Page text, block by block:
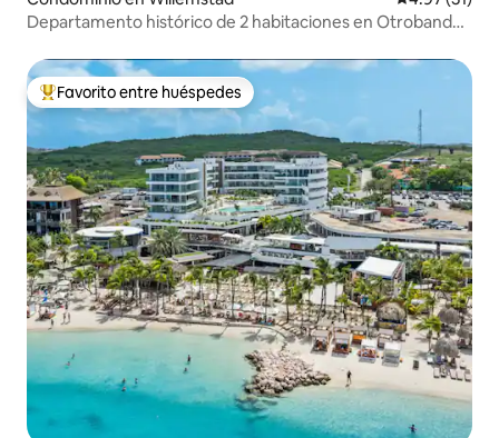
Departamento histórico de 2 habitaciones en Otrobanda |
De los mejores en Favorito entre huéspedes
Favorito entre huéspedes